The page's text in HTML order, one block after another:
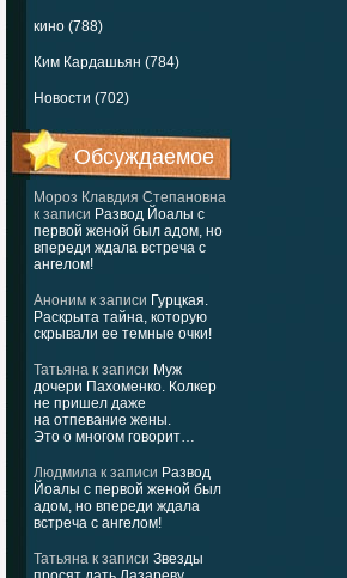
кино (788)
Ким Кардашьян (784)
Новости (702)
Обсуждаемое
Мороз Клавдия Степановна
к записи Развод Йоалы с
первой женой был адом, но
впереди ждала встреча с
ангелом!
Аноним к записи Гурцкая.
Раскрыта тайна, которую
скрывали ее темные очки!
Татьяна к записи Муж
дочери Пахоменко. Колкер
не пришел даже
на отпевание жены.
Это о многом говорит…
Людмила к записи Развод
Йоалы с первой женой был
адом, но впереди ждала
встреча с ангелом!
Татьяна к записи Звезды